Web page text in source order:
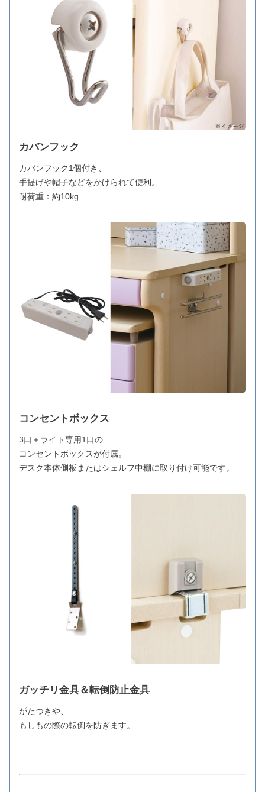
カバンフック
カバンフック1個付き、
手提げや帽子などをかけられて便利。
耐荷重：約10kg
コンセントボックス
3口＋ライト専用1口の
コンセントボックスが付属。
デスク本体側板またはシェルフ中棚に取り付け可能です。
ガッチリ金具＆転倒防止金具
がたつきや、
もしもの際の転倒を防ぎます。